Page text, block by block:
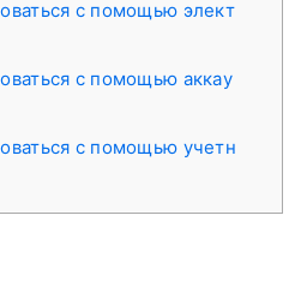
с помощью элект
с помощью аккау
с помощью учетн